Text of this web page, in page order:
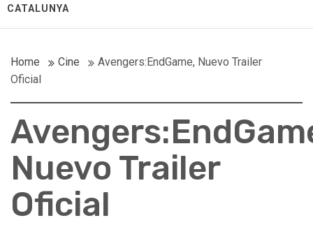
CATALUNYA
Home Cine
Avengers:EndGame, Nuevo Trailer
Oficial
Nuevo Trailer
Oficial